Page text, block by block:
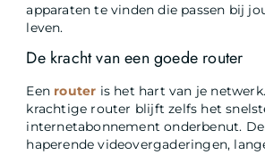
apparaten te vinden die passen bij
leven.
De kracht van een goede router
Een router is het hart van je
krachtige router blijft zelfs het
internetabonnement onderbenut.
haperende videovergaderingen,